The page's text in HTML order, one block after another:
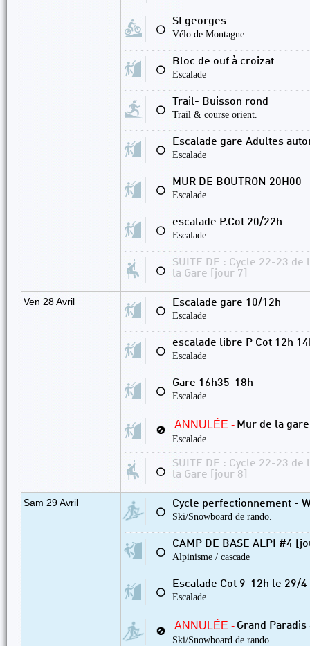
⚪
St georges
Vélo de Montagne
⚪
Bloc de ouf à croizat
Escalade
⚪
Trail- Buisson rond
Trail & course orient.
⚪
Escalade gare Adultes
Escalade
⚪
MUR DE BOUTRON 20H00
Escalade
⚪
escalade P.Cot 20/22h
Escalade
⚪
SUITE DE : Cycle 22-23 de
la Gare [jour 7]
Ven 28 Avril
⚪
Escalade gare 10/12h
Escalade
⚪
escalade libre P Cot 12h
Escalade
⚪
Gare 16h35-18h
Escalade
🚫 ANNULÉE - Mur de la
Escalade
⚪
SUITE DE : Cycle 22-23 de
la Gare [jour 8]
Sam 29 Avril
⚪
Cycle perfectionnement -
Ski/Snowboard de rando.
⚪
CAMP DE BASE ALPI #4
Alpinisme / cascade
⚪
Escalade Cot 9-12h le 29/4
Escalade
🚫 ANNULÉE - Grand
Ski/Snowboard de rando.